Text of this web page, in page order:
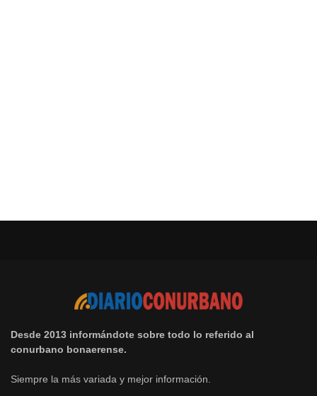
Desde 2013 informándote sobre todo lo referido al
conurbano bonaerense.
Siempre la más variada y mejor información.